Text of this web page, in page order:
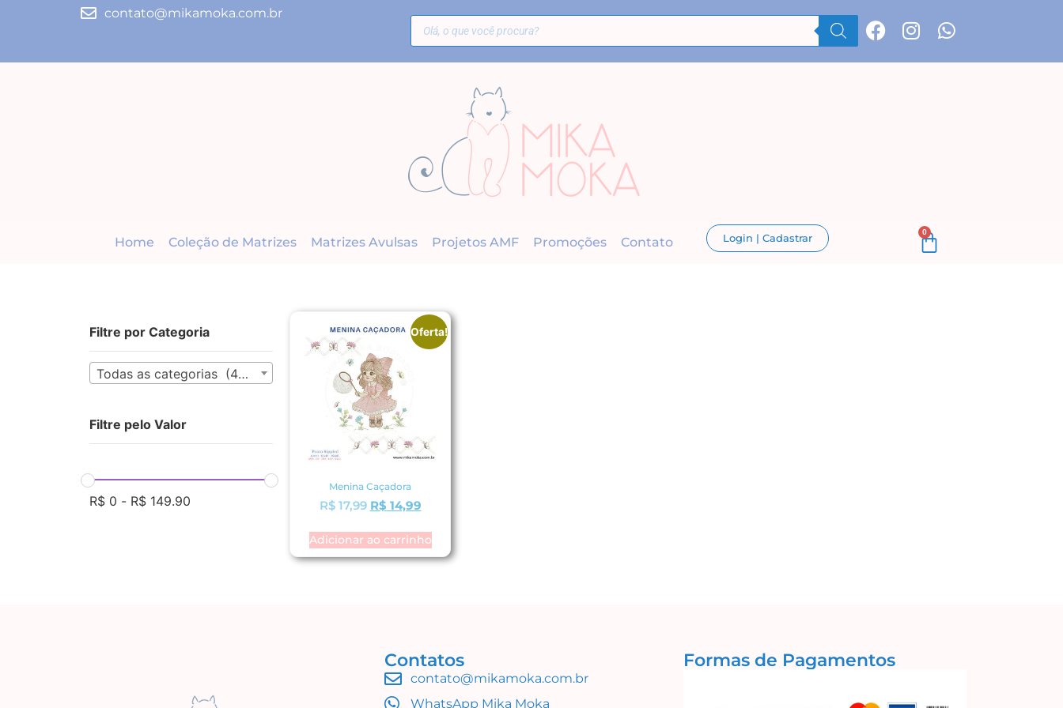
contato@mikamoka.com.br
Home Coleção de Matrizes Matrizes Avulsas Projetos AMF Promoções Contato Login | Cadastrar 0
Filtre por Categoria
Todas as categorias (435)
Filtre pelo Valor
R$ 0 - R$ 149.90
Oferta!
Menina Caçadora
R$17,99 R$ 14,99
Adicionar ao carrinho
Contatos
contato@mikamoka.com.br
WhatsApp Mika Moka
Formas de Pagamentos